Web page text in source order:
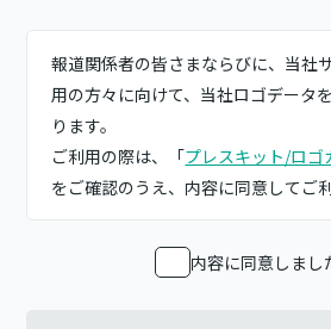
報道関係者の皆さまならびに、当社
用の方々に向けて、当社ロゴデータ
ります。
ご利用の際は、「プレスキット/ロゴ
をご確認のうえ、内容に同意してご
内容に同意しまし